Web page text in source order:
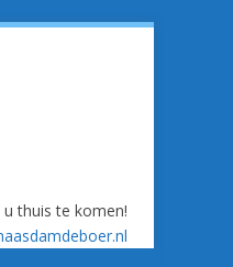
thuis te komen!